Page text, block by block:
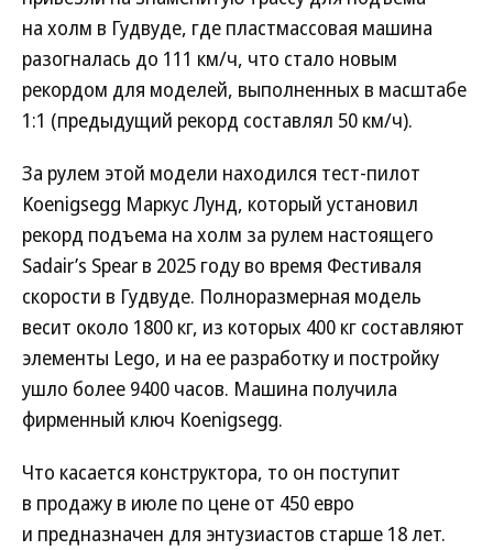
на холм в Гудвуде, где пластмассовая машина
разогналась до 111 км/ч, что стало новым
рекордом для моделей, выполненных в масштабе
1:1 (предыдущий рекорд составлял 50 км/ч).
За рулем этой модели находился тест-пилот
Koenigsegg Маркус Лунд, который установил
рекорд подъема на холм за рулем настоящего
Sadair’s Spear в 2025 году во время Фестиваля
скорости в Гудвуде. Полноразмерная модель
весит около 1800 кг, из которых 400 кг составляют
элементы Lego, и на ее разработку и постройку
ушло более 9400 часов. Машина получила
фирменный ключ Koenigsegg.
Что касается конструктора, то он поступит
в продажу в июле по цене от 450 евро
и предназначен для энтузиастов старше 18 лет.